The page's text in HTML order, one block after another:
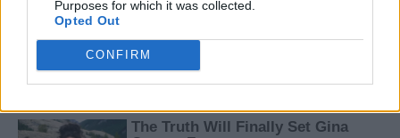
Purposes for which it was collected.
Opted Out
CONFIRM